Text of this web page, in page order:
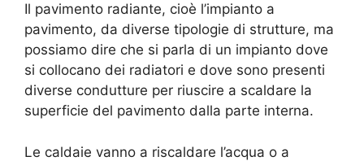
Il pavimento radiante, cioè l’impianto a
pavimento, da diverse tipologie di strutture, ma
possiamo dire che si parla di un impianto dove
si collocano dei radiatori e dove sono presenti
diverse condutture per riuscire a scaldare la
superficie del pavimento dalla parte interna.
Le caldaie vanno a riscaldare l’acqua o a